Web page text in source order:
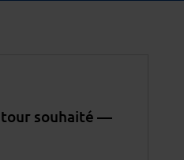
souhaité —